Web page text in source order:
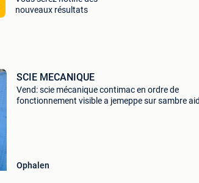
nouveaux résultats
SCIE MECANIQUE
Vend: scie mécanique contimac en ordre de
fonctionnement visible a jemeppe sur sambre
Ophalen